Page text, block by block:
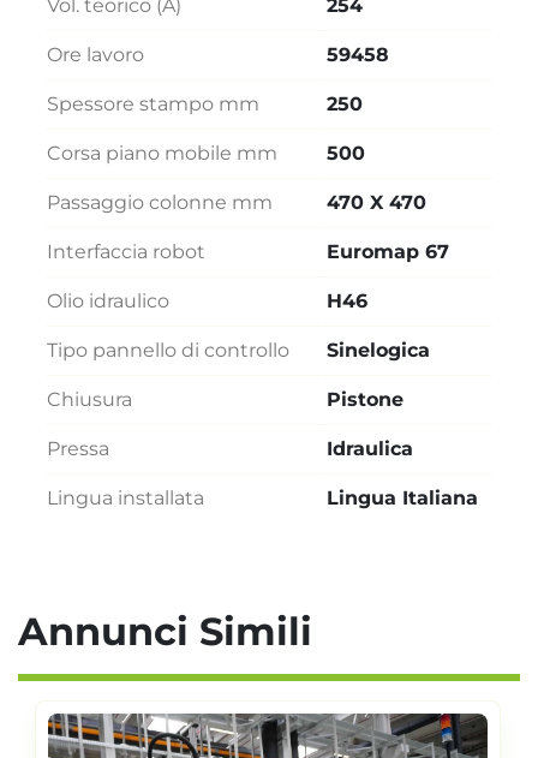
Vol. teorico (A) 254
Ore lavoro 59458
Spessore stampo mm 250
Corsa piano mobile mm 500
Passaggio colonne mm 470 X 470
Interfaccia robot Euromap 67
Olio idraulico H46
Tipo pannello di controllo Sinelogica
Chiusura Pistone
Pressa Idraulica
Lingua installata Lingua Italiana
Annunci Simili